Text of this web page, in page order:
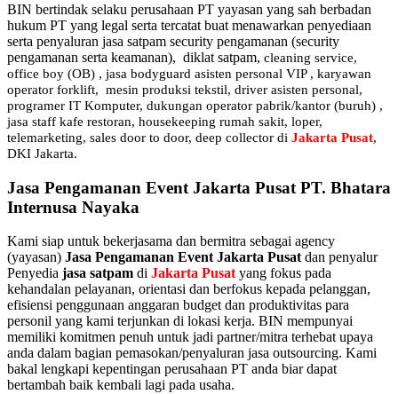
BIN bertindak selaku perusahaan PT yayasan yang sah berbadan
hukum PT yang legal serta tercatat buat menawarkan penyediaan
serta penyaluran jasa satpam security pengamanan (security
pengamanan serta keamanan), diklat satpam, cleaning service,
office boy (OB) , jasa bodyguard asisten personal VIP , karyawan
operator forklift, mesin produksi tekstil, driver asisten personal,
programer IT Komputer, dukungan operator pabrik/kantor (buruh) ,
jasa staff kafe restoran, housekeeping rumah sakit, loper,
telemarketing, sales door to door, deep collector di Jakarta Pusat,
DKI Jakarta.
Jasa Pengamanan Event Jakarta Pusat PT. Bhatara
Internusa Nayaka
Kami siap untuk bekerjasama dan bermitra sebagai agency
(yayasan) Jasa Pengamanan Event Jakarta Pusat dan penyalur
Penyedia jasa satpam di Jakarta Pusat yang fokus pada
kehandalan pelayanan, orientasi dan berfokus kepada pelanggan,
efisiensi penggunaan anggaran budget dan produktivitas para
personil yang kami terjunkan di lokasi kerja. BIN mempunyai
memiliki komitmen penuh untuk jadi partner/mitra terhebat upaya
anda dalam bagian pemasokan/penyaluran jasa outsourcing. Kami
bakal lengkapi kepentingan perusahaan PT anda biar dapat
bertambah baik kembali lagi pada usaha.